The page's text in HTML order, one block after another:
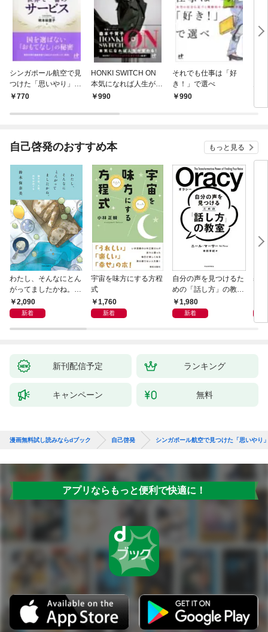
シンガポール航空で見
つけた「思いやり」と
いう世界で一番のサー
770
HONKI SWITCH ON
本気になれば人生が変
わる！
990
それでも仕事は「好
き！」で選べ
990
自己啓発のおすすめ本 もっと見る
わたし、そんなにとん
がってましたかね。
獅子座、Ａ型、丙午は
めぐる
2,090
新着
宇宙を味方にする方程
式
1,760
新着
自分の声を見つけるた
めの「話し方」の教
室 Ｏｒａｃｙ（オラ
シー）
1,980
新着
基
新刊配信予定 ランキング
キャンペーン 無料
漫画無料試し読みならdブック 自己啓発 シンガポール航空で見つけた「思いやり
アプリならもっと便利で快適に！